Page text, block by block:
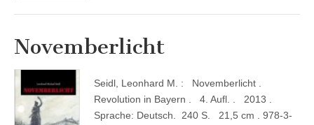
Novemberlicht
Seidl, Leonhard M. : Novemberlicht .
Revolution in Bayern . 4. Aufl. . 2013 .
Sprache: Deutsch. 240 S. 21,5 cm . 978-3-